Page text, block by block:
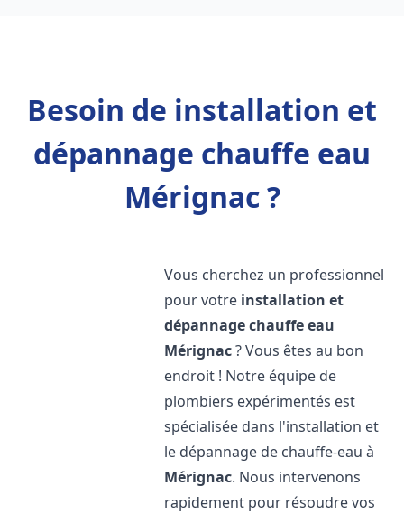
Besoin de installation et
dépannage chauffe eau
Mérignac ?
Vous cherchez un professionnel
pour votre installation et
dépannage chauffe eau
Mérignac? Vous êtes au bon
endroit ! Notre équipe de
plombiers expérimentés est
spécialisée dans l'installation et
le dépannage de chauffe-eau à
Mérignac. Nous intervenons
rapidement pour résoudre vos